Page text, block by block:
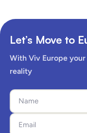
Let’s Move to
With Viv Europe
reality